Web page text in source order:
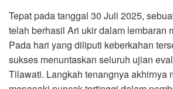
Tepat pada tanggal 30 Juli 2025,
telah berhasil Ari ukir dalam lembaran
Pada hari yang diliputi keberkahan
sukses menuntaskan seluruh ujian
Tilawati. Langkah tenangnya akhirnya